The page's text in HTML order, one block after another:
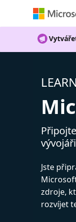
Jste
zdroje,
rozvíjet